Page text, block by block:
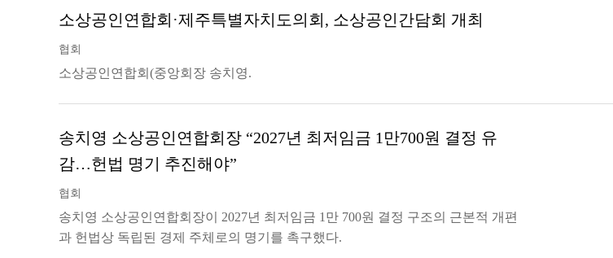
소상공인연합회·제주특별자치도의회, 소상공인간담회 개최
협회
소상공인연합회(중앙회장 송치영.
송치영 소상공인연합회장 “2027년 최저임금 1만700원 결정 유
감…헌법 명기 추진해야”
협회
송치영 소상공인연합회장이 2027년 최저임금 1만 700원 결정 구조의 근본적 개편
과 헌법상 독립된 경제 주체로의 명기를 촉구했다.